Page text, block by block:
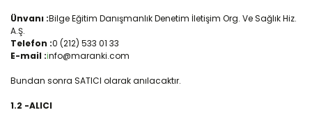
Ünvanı :Bilge Eğitim Danışmanlık Denetim İletişim Org. Ve Sağlık Hiz.
A.Ş.
Telefon :0 (212) 533 01 33
E-mail :info@maranki.com
Bundan sonra SATICI olarak anılacaktır.
1.2 -ALICI